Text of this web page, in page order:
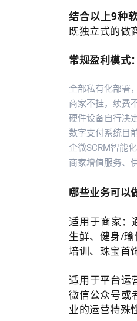
结合以上9种
既独立式的做
常规盈利模式：
全部私有化部署
商家不挂，续费
硬件设备自行决
数字支付系统目
企微SCRM智能
商家增值服务、
哪些业务可以
适用于商家：
生鲜、健身/
培训、珠宝首
适用于平台运
微信公众号或
业的运营特殊